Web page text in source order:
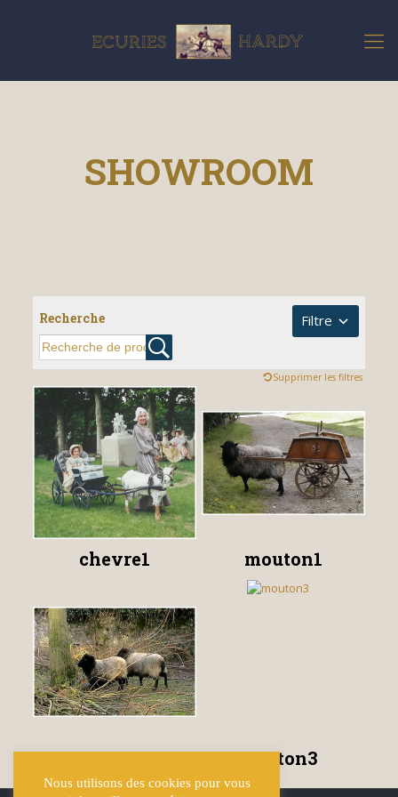
SHOWROOM
Recherche Filtre
Supprimer les filtres
chevre1 mouton1
mouton2 mouton3
Nous utilisons des cookies pour vous